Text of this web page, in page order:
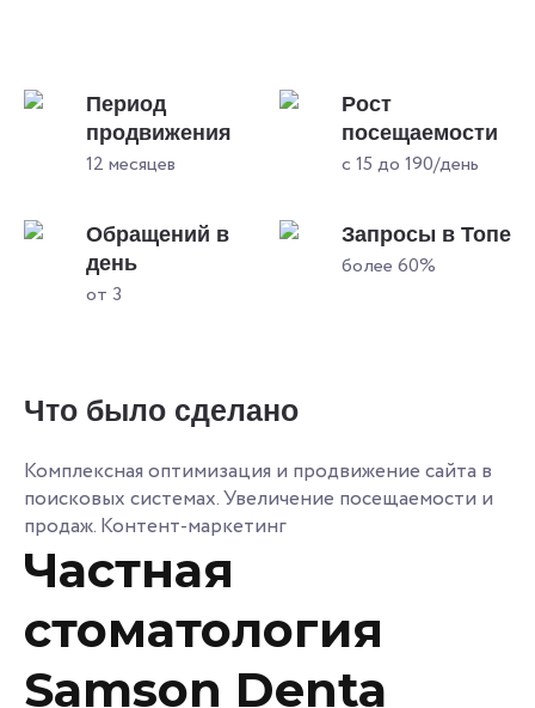
Период
продвижения
12 месяцев
Рост
посещаемости
с 15 до 190/день
Обращений в
день
от 3
Запросы в Топе
более 60%
Что было сделано
Комплексная оптимизация и продвижение сайта в
поисковых системах. Увеличение посещаемости и
продаж. Контент-маркетинг
Частная
стоматология
Samson Denta